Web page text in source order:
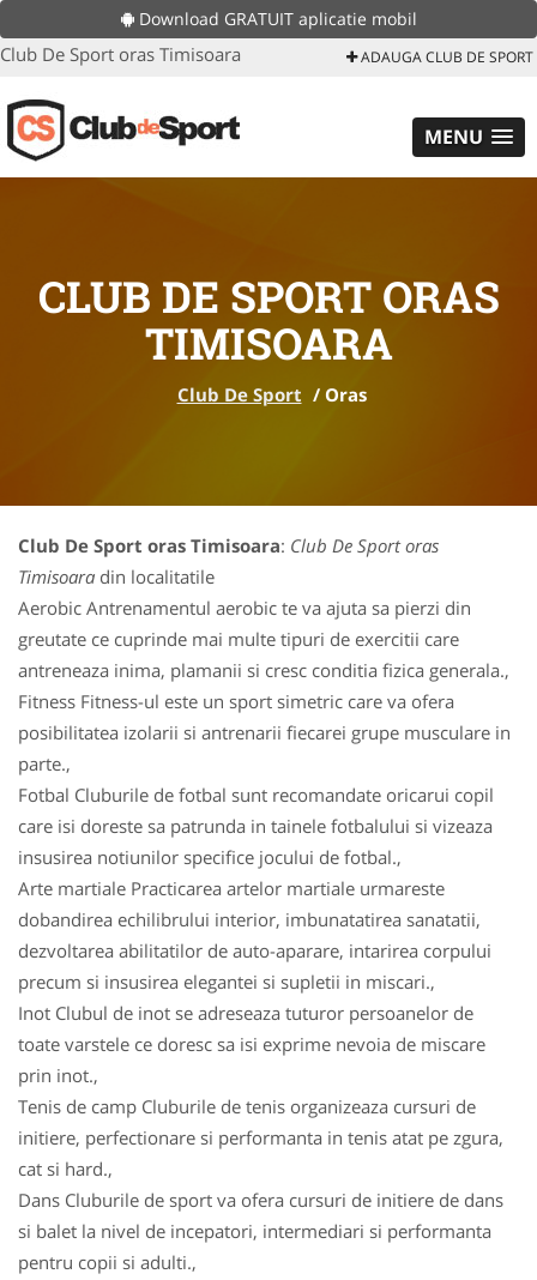
Download GRATUIT aplicatie mobil
Club De Sport oras Timisoara ADAUGA CLUB DE SPORT
MENU
CLUB DE SPORT ORAS
TIMISOARA
Club De Sport / Oras
Club De Sport oras Timisoara: Club De Sport oras
Timisoara din localitatile
Aerobic Antrenamentul aerobic te va ajuta sa pierzi din
greutate ce cuprinde mai multe tipuri de exercitii care
antreneaza inima, plamanii si cresc conditia fizica generala.,
Fitness Fitness-ul este un sport simetric care va ofera
posibilitatea izolarii si antrenarii fiecarei grupe musculare in
parte.,
Fotbal Cluburile de fotbal sunt recomandate oricarui copil
care isi doreste sa patrunda in tainele fotbalului si vizeaza
insusirea notiunilor specifice jocului de fotbal.,
Arte martiale Practicarea artelor martiale urmareste
dobandirea echilibrului interior, imbunatatirea sanatatii,
dezvoltarea abilitatilor de auto-aparare, intarirea corpului
precum si insusirea elegantei si supletii in miscari.,
Inot Clubul de inot se adreseaza tuturor persoanelor de
toate varstele ce doresc sa isi exprime nevoia de miscare
prin inot.,
Tenis de camp Cluburile de tenis organizeaza cursuri de
initiere, perfectionare si performanta in tenis atat pe zgura,
cat si hard.,
Dans Cluburile de sport va ofera cursuri de initiere de dans
si balet la nivel de incepatori, intermediari si performanta
pentru copii si adulti.,